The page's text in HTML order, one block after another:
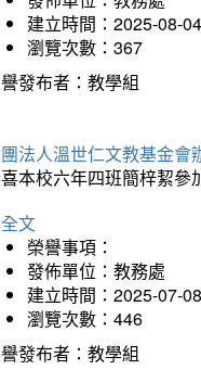
建立時間：2025-08-04
瀏覽次數：367
發布者：教學組
法人溫世仁文教基金會
本校六年四班簡梓絜參
文
榮譽事項：
發佈單位：教務處
建立時間：2025-07-08
瀏覽次數：446
發布者：教學組